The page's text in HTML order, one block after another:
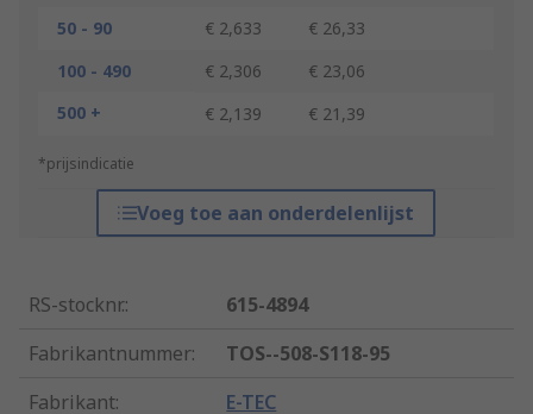
50 - 90
€ 2,633
€ 26,33
100 - 490
€ 2,306
€ 23,06
500 +
€ 2,139 € 21,39
*prijsindicatie
Voeg toe aan onderdelenlijst
RS-stocknr.:
615-4894
Fabrikantnummer:
TOS--508-S118-95
Fabrikant: E-TEC